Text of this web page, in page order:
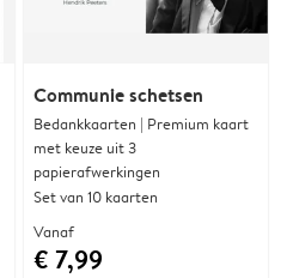
Communie schetsen
Bedankkaarten | Premium kaart
met keuze uit 3
papierafwerkingen
Set van 10 kaarten
Vanaf
€ 7,99